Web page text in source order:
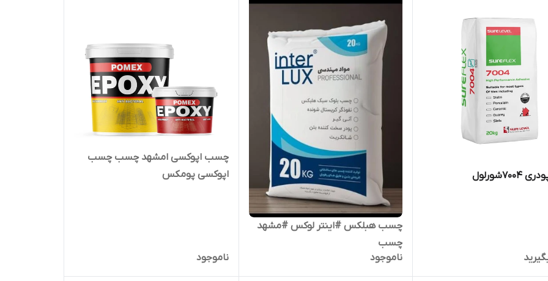
چسب هبلکس #اینتر لوکس #مشهد
چسب
ناموجود
چسب اپوکسی امشهد چسب چسب
اپوکسی پومکس
ناموجود